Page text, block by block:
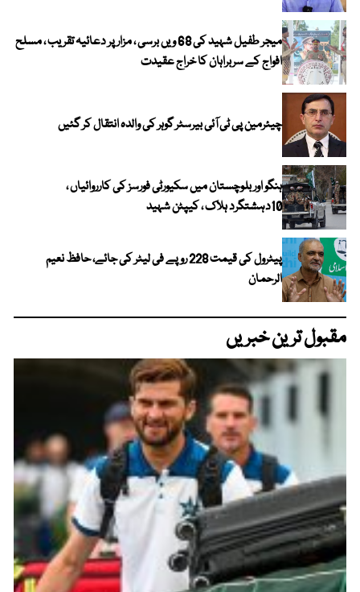
میجر طفیل شہید کی 68 ویں برسی ، مزار پر دعائیہ تقریب ، مسلح
افواج کے سربراہان کا خراج عقیدت
چیئرمین پی ٹی آئی بیرسٹر گوہر کی والدہ انتقال کر گئیں
ہنگو اور بلوچستان میں سکیورٹی فورسز کی کارروائیاں ،
10دہشتگرد ہلاک ، کیپٹن شہید
پیٹرول کی قیمت 228 روپے فی لیٹر کی جائے، حافظ نعیم
الرحمان
مقبول ترین خبریں